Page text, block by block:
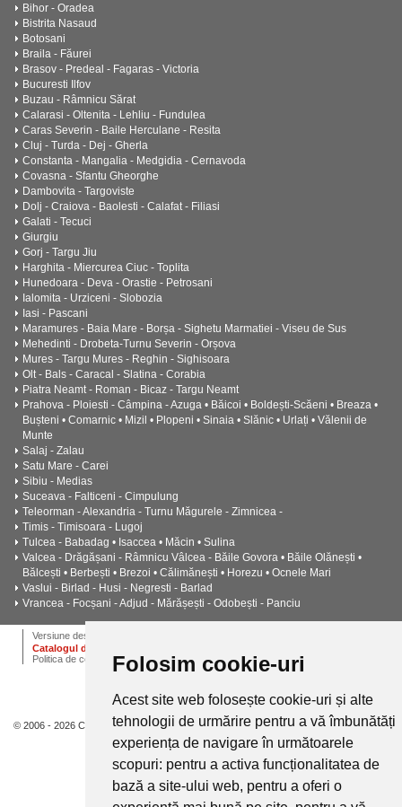
Folosim cookie-uri
Acest site web folosește cookie-uri și alte
tehnologii de urmărire pentru a vă îmbunătăți
experiența de navigare în următoarele
scopuri: pentru a activa funcționalitatea de
bază a site-ului web, pentru a oferi o
Bihor - Oradea
Bistrita Nasaud
Botosani
Braila - Făurei
Brasov - Predeal - Fagaras - Victoria
Bucuresti Ilfov
Buzau - Râmnicu Sărat
Calarasi - Oltenita - Lehliu - Fundulea
Caras Severin - Baile Herculane - Resita
Cluj - Turda - Dej - Gherla
Constanta - Mangalia - Medgidia - Cernavoda
Covasna - Sfantu Gheorghe
Dambovita - Targoviste
Dolj - Craiova - Baolesti - Calafat - Filiasi
Galati - Tecuci
Giurgiu
Gorj - Targu Jiu
Harghita - Miercurea Ciuc - Toplita
Hunedoara - Deva - Orastie - Petrosani
Ialomita - Urziceni - Slobozia
Iasi - Pascani
Maramures - Baia Mare - Borșa - Sighetu Marmatiei - Viseu de Sus
Mehedinti - Drobeta-Turnu Severin - Orșova
Mures - Targu Mures - Reghin - Sighisoara
Olt - Bals - Caracal - Slatina - Corabia
Piatra Neamt - Roman - Bicaz - Targu Neamt
Prahova - Ploiesti - Câmpina - Azuga • Băicoi • Boldești-Scăeni • Breaza •
Bușteni • Comarnic • Mizil • Plopeni • Sinaia • Slănic • Urlați • Vălenii de
Munte
Salaj - Zalau
Satu Mare - Carei
Sibiu - Medias
Suceava - Falticeni - Cimpulung
Teleorman - Alexandria - Turnu Măgurele - Zimnicea -
Timis - Timisoara - Lugoj
Tulcea - Babadag • Isaccea • Măcin • Sulina
Valcea - Drăgășani - Râmnicu Vâlcea - Băile Govora • Băile Olănești •
Bălcești • Berbești • Brezoi • Călimănești • Horezu • Ocnele Mari
Vaslui - Birlad - Husi - Negresti - Barlad
Vrancea - Focșani - Adjud - Mărășești - Odobești - Panciu
Versiune desktop
Catalogul de instalatii termice, ventilatie si climatizare CALOR
Politica de confidentialitate
© 2006 - 2026 Calor.